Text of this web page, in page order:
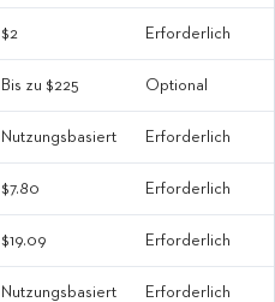
$2 Erforderlich
Bis zu $225 Optional
Nutzungsbasiert Erforderlich
$7.80 Erforderlich
$19.09 Erforderlich
Nutzungsbasiert Erforderlich